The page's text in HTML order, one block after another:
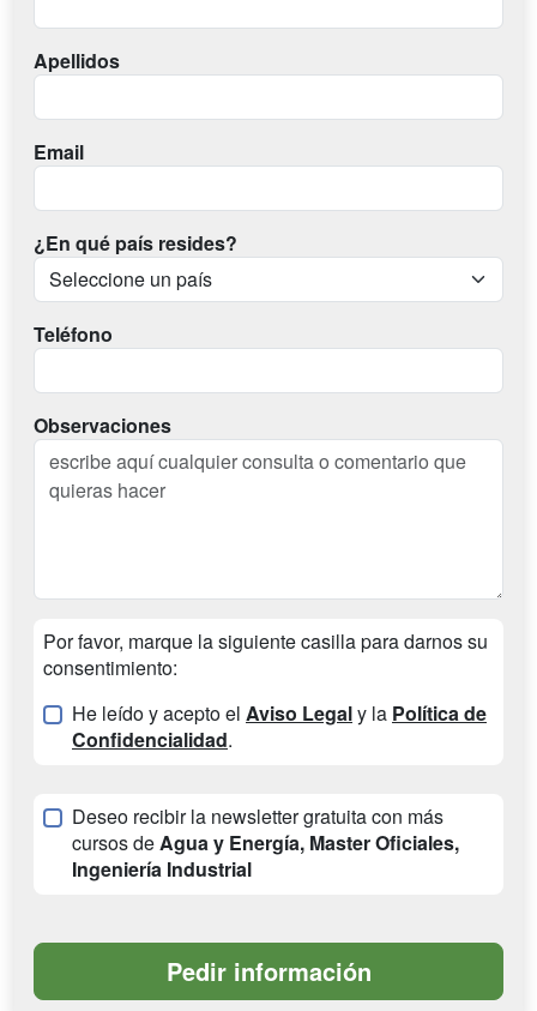
Apellidos
Email
¿En qué país resides?
Teléfono
Observaciones
Por favor, marque la siguiente casilla para darnos su
consentimiento:
He leído y acepto el Aviso Legaly la Política de
Confidencialidad.
Deseo recibir la newsletter gratuita con más
cursos deAgua y Energía, Master Oficiales,
Ingeniería Industrial